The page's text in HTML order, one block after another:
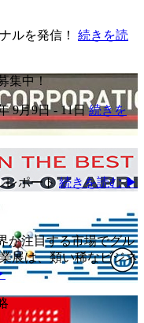
ルを発信！ 続きを読
集中！
9月9日 - 11日続きを
レポート続きを読む ▶
が注目する市場でグル
展は、類い稀なビジネ